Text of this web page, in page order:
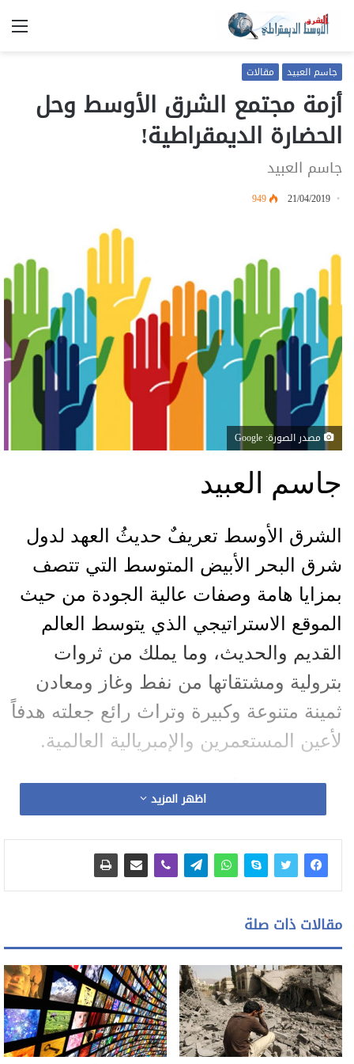
جاسم العبيد مقالات
أزمة مجتمع الشرق الأوسط وحل
الحضارة الديمقراطية!
جاسم العبيد
21/04/2019
949
مصدر الصورة: Google
جاسم العبيد
الشرق الأوسط تعريفٌ حديثُ العهد لدول
شرق البحر الأبيض المتوسط التي تتصف
بمزايا هامة وصفات عالية الجودة من حيث
الموقع الاستراتيجي الذي يتوسط العالم
القديم والحديث، وما يملك من ثروات
بترولية ومشتقاتها من نفط وغاز ومعادن
ثمينة متنوعة وكبيرة وتراث رائع جعلته هدفاً
لأعين المستعمرين والإمبريالية العالمية.
إن الوظيفة الأساسية لعلم الاجتماع هي
تعريف الحياة، لكن الذين يدعون أنهم زاولوا
العلم بدءاً من كهنة سومر ومصر الفرعونية
وحتى علماء الاجتماع الوضعيين في أوروبا
وتعتيماً للوعي بدلاً من الوظيفة الأساسية
الأولية على الإطلاق.
بيد أنه لا يمكن الحديث عن علم الاجتماع
مالم تعرف الحياة بمعناها الاجتماعي، كما لا
اظهر المزيد
مقالات ذات صلة